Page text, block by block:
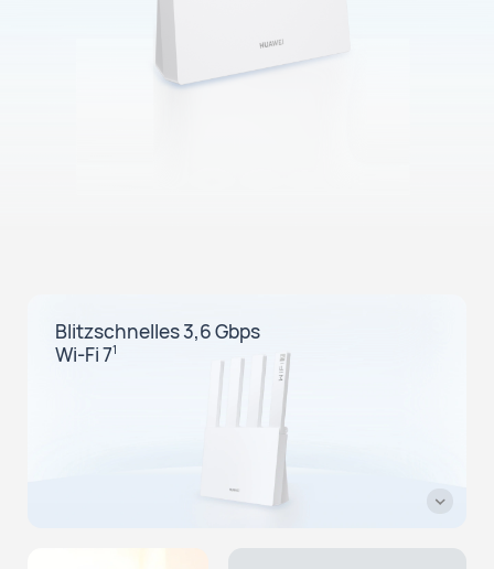
Blitzschnelles 3,6 Gbps
Wi-Fi 71